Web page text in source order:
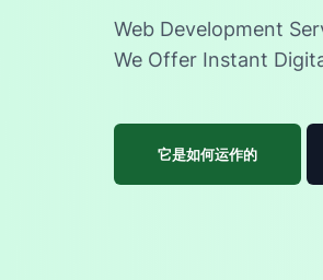
Web Development
We Offer Instant
它是如何运作的